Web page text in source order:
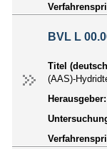
BVL L
Titel
(AAS)-
Herausgeber: